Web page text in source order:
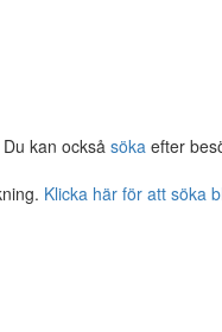
kan också söka efter
Klicka här för att söka